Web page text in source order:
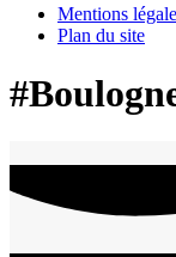
Mentions
Plan du site